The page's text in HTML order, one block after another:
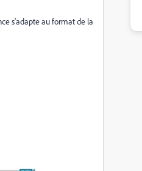
s'adapte au format de la